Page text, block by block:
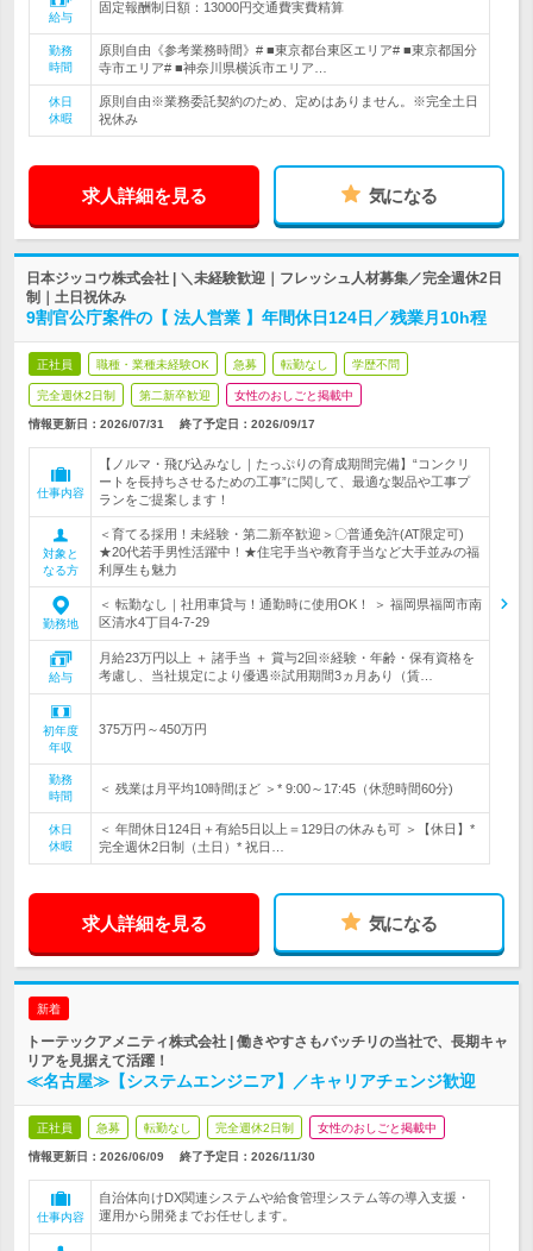
給与
固定報酬制日額：13000円交通費実費精算
勤務
時間
原則自由《参考業務時間》# ■東京都台東区エリア# ■東京都国分
寺市エリア# ■神奈川県横浜市エリア…
休日
休暇
原則自由※業務委託契約のため、定めはありません。※完全土日
祝休み
求人詳細を見る 気になる
日本ジッコウ株式会社 | ＼未経験歓迎｜フレッシュ人材募集／完全週休2日
制｜土日祝休み
9割官公庁案件の【 法人営業 】年間休日124日／残業月10h程
正社員 職種・業種未経験OK 急募 転勤なし 学歴不問
完全週休2日制 第二新卒歓迎 女性のおしごと掲載中
情報更新日：2026/07/31 終了予定日： 2026/09/17
仕事内容
【ノルマ・飛び込みなし｜たっぷりの育成期間完備】“コンクリ
ートを長持ちさせるための工事”に関して、最適な製品や工事プ
ランをご提案します！
対象と
なる方
＜育てる採用！未経験・第二新卒歓迎＞〇普通免許(AT限定可)
★20代若手男性活躍中！★住宅手当や教育手当など大手並みの福
利厚生も魅力
勤務地
＜ 転勤なし｜社用車貸与！通勤時に使用OK！ ＞ 福岡県福岡市南
区清水4丁目4-7-29
給与
月給23万円以上 ＋ 諸手当 ＋ 賞与2回※経験・年齢・保有資格を
考慮し、当社規定により優遇※試用期間3ヵ月あり（賃…
初年度
年収
375万円～450万円
勤務
時間
＜ 残業は月平均10時間ほど ＞* 9:00～17:45（休憩時間60分)
休日
休暇
＜ 年間休日124日＋有給5日以上＝129日の休みも可 ＞【休日】*
完全週休2日制（土日）* 祝日…
求人詳細を見る 気になる
新着
トーテックアメニティ株式会社 | 働きやすさもバッチリの当社で、長期キャ
リアを見据えて活躍！
≪名古屋≫【システムエンジニア】／キャリアチェンジ歓迎
正社員 急募 転勤なし 完全週休2日制 女性のおしごと掲載中
情報更新日：2026/06/09 終了予定日： 2026/11/30
仕事内容
自治体向けDX関連システムや給食管理システム等の導入支援・
運用から開発までお任せします。